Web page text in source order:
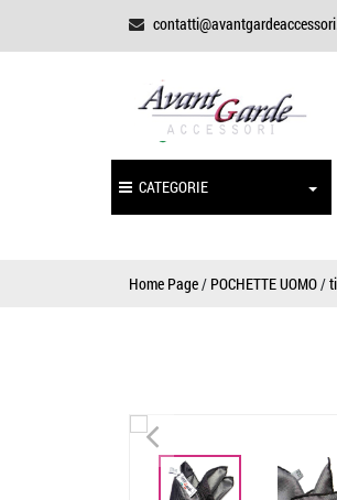
CATEGORIE
Home Page/ POCHETTE UOMO/
<